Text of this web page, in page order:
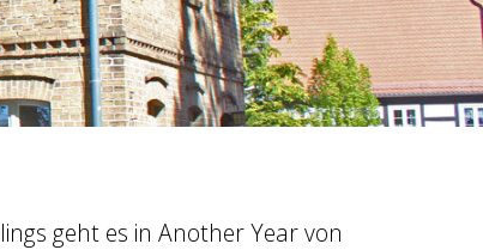
geht es in Another Year von